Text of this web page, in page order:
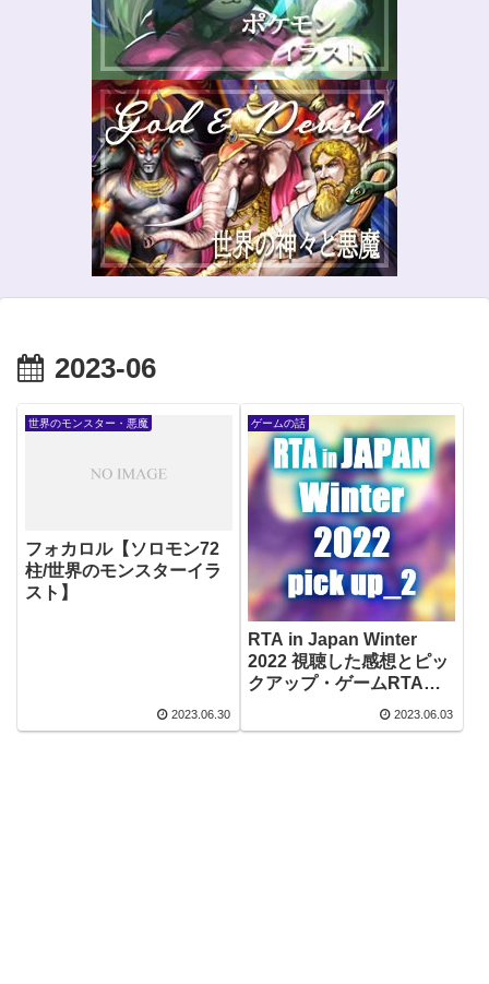
2023-06
世界のモンスター・悪魔
フォカロル【ソロモン72
柱/世界のモンスターイラ
スト】
2023.06.30
ゲームの話
RTA in Japan Winter
2022 視聴した感想とピッ
クアップ・ゲームRTAイ
2023.06.03